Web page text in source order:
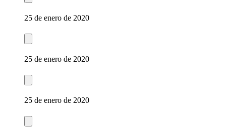
25 de enero de 2020
25 de enero de 2020
25 de enero de 2020